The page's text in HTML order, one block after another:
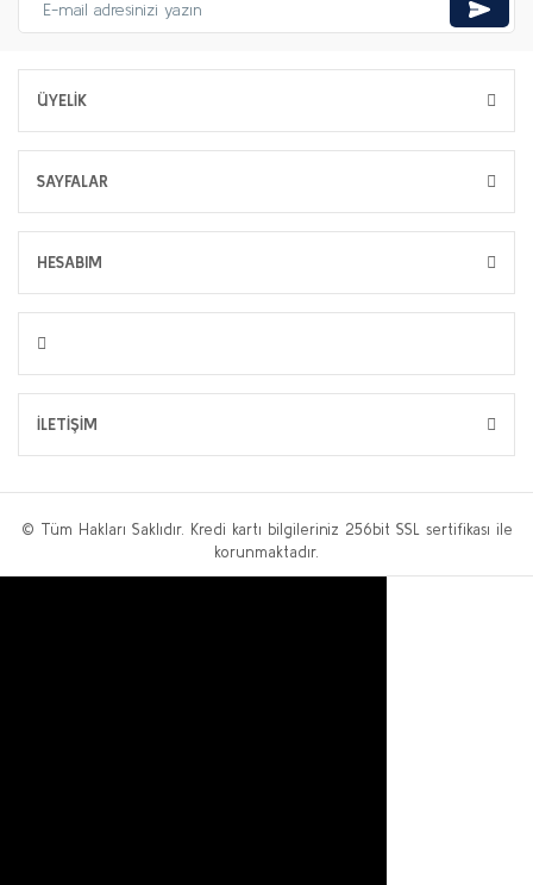
ÜYELİK
SAYFALAR
HESABIM
İLETİŞİM
© Tüm Hakları Saklıdır. Kredi kartı bilgileriniz 256bit SSL sertifikası ile
korunmaktadır.